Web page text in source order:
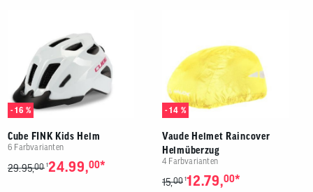
- 16 %
Cube FINK Kids Helm
6 Farbvarianten
29.95,00 124.99,00*
- 14 %
Vaude Helmet Raincover
Helmüberzug
4 Farbvarianten
15,00 112.79,00*